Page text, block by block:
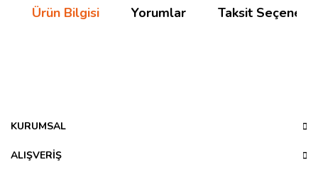
Ürün Bilgisi Yorumlar Taksit
Ürün resmi kalitesiz, bozuk veya görüntülenemiyor.
KURUMSAL
ALIŞVERİŞ